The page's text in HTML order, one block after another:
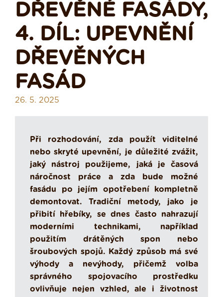
DŘEVĚNÉ FASÁDY,
4. DÍL: UPEVNĚNÍ
DŘEVĚNÝCH
FASÁD
26. 5. 2025
Při rozhodování, zda použít viditelné
nebo skryté upevnění, je důležité zvážit,
jaký nástroj použijeme, jaká je časová
náročnost práce a zda bude možné
fasádu po jejím opotřebení kompletně
demontovat. Tradiční metody, jako je
přibití hřebíky, se dnes často nahrazují
moderními technikami, například
použitím drátěných spon nebo
šroubových spojů. Každý způsob má své
výhody a nevýhody, přičemž volba
správného spojovacího prostředku
ovlivňuje nejen vzhled, ale i životnost